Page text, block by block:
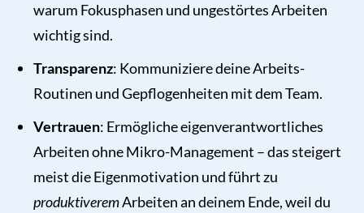
warum Fokusphasen und ungestörtes Arbeiten
wichtig sind.
Transparenz: Kommuniziere deine Arbeits-
Routinen und Gepflogenheiten mit dem Team.
Vertrauen: Ermögliche eigenverantwortliches
Arbeiten ohne Mikro-Management – das steigert
meist die Eigenmotivation und führt zu
produktiveremArbeiten an deinem Ende, weil du